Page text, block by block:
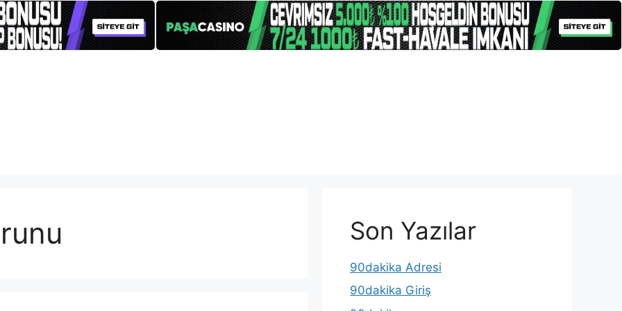
Son Yazılar
90dakika Adresi
90dakika Giriş